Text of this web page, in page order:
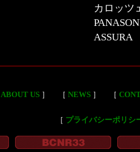
カロッ
ASSURA
ABOUT US］ ［ NEWS］ ［
［ プライバシーポリシ